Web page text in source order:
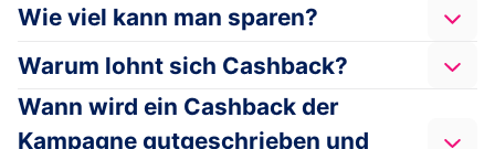
Wie viel kann man sparen?
Warum lohnt sich Cashback?
Wann wird ein Cashback der
Kampagne gutgeschrieben und